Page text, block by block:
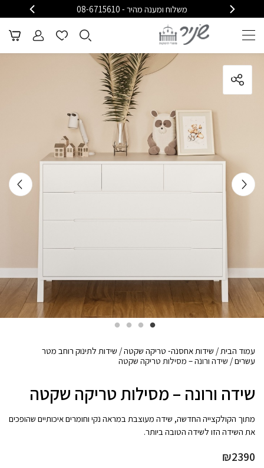
משלוח ומענה מהיר - 08-6715610
עמוד הבית/ שידות אחסנה- טריקה שקטה/ שידות לתינוק רוחב מטר
עשרים/ שידה ורונה – מסילות טריקה שקטה
שידה ורונה – מסילות טריקה שקטה
מתוך הקולקצייה החדשה, שידה מעוצבת במראה נקי וחומרים איכותיים שהופכים
את השידה הזו לשידה הטובה ביותר.
₪2390